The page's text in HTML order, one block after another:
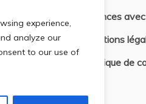
experience,
analyze our
to our use of
Séances
Mentions
Politique de